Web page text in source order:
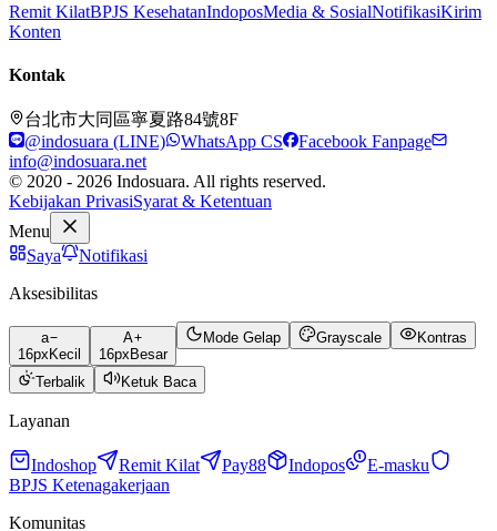
Remit KilatBPJS KesehatanIndoposMedia & SosialNotifikasiKirim
Konten
Kontak
台北市大同區寧夏路84號8F
@indosuara (LINE)
WhatsApp CS
Facebook Fanpage
info@indosuara.net
© 2020 - 2026 Indosuara. All rights reserved.
Kebijakan PrivasiSyarat & Ketentuan
Menu
Saya
Notifikasi
Aksesibilitas
a
16px Kecil
A
16px Besar
Mode Gelap Grayscale Kontras
Terbalik Ketuk Baca
Layanan
Indoshop Remit Kilat Pay88 Indopos
E-masku
BPJS Ketenagakerjaan
Komunitas